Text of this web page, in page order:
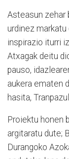
Asteasun zehar
urdinez
inspirazio iturri
Atxagak deitu
pauso,
aukera ematen
hasita,
Proiektu honen
argitaratu dute;
Durangoko